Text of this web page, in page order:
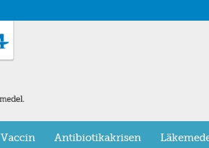
Vaccin Antibiotikakrisen